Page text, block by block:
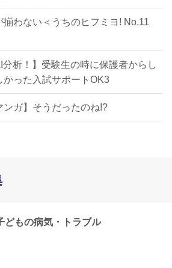
揃わない＜うちのヒフミヨ! No.11
分析！】受験生の時に保護者からし
かった入試サポートOK3
ンガ】そうだったのね!?
どもの病気・トラブル